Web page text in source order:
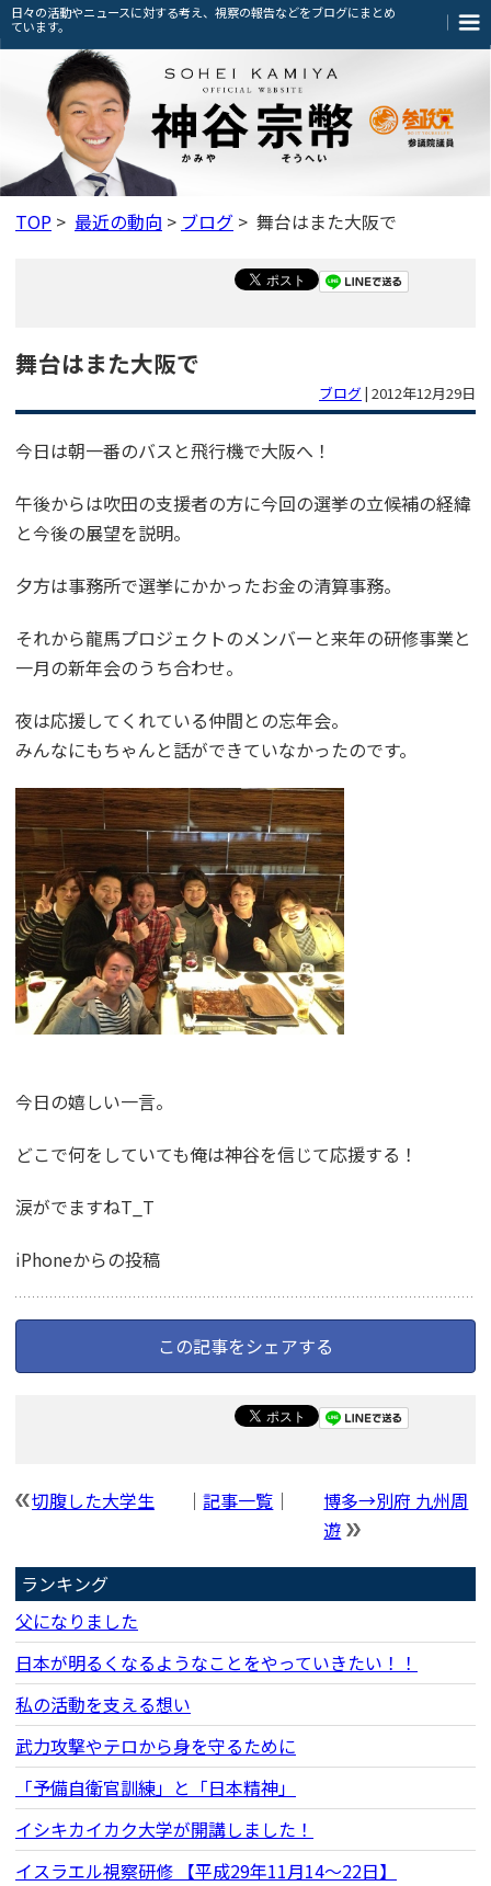
日々の活動やニュースに対する考え、視察の報告などをブログにまとめ
ています。
TOP > 最近の動向 > ブログ > 舞台はまた大阪で
舞台はまた大阪で
ブログ | 2012年12月29日
今日は朝一番のバスと飛行機で大阪へ！
午後からは吹田の支援者の方に今回の選挙の立候補の経緯
と今後の展望を説明。
夕方は事務所で選挙にかかったお金の清算事務。
それから龍馬プロジェクトのメンバーと来年の研修事業と
一月の新年会のうち合わせ。
夜は応援してくれている仲間との忘年会。
みんなにもちゃんと話ができていなかったのです。
今日の嬉しい一言。
どこで何をしていても俺は神谷を信じて応援する！
涙がでますねT_T
iPhoneからの投稿
この記事をシェアする
博多→別府 九州周
遊
｜記事一覧 ｜
切腹した大学生
ランキング
父になりました
日本が明るくなるようなことをやっていきたい！！
私の活動を支える想い
武力攻撃やテロから身を守るために
「予備自衛官訓練」と「日本精神」
イシキカイカク大学が開講しました！
イスラエル視察研修 【平成29年11月14〜22日】